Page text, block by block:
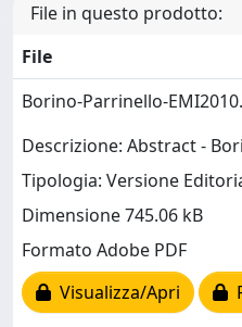
File in questo prodotto:
File
Borino-Parrinello-
Descrizione: Abstract -
Tipologia: Versione
Dimensione 745.06 kB
Formato Adobe PDF
Visualizza/Apri